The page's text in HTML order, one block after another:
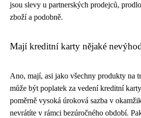
jsou slevy u partnerských prodejců,
zboží a podobně.
Mají kreditní karty nějaké
Ano, mají, asi jako všechny produkty na
může být poplatek za vedení kreditní
poměrně vysoká úroková sazba v
nevrátíte v rámci bezúročného období.